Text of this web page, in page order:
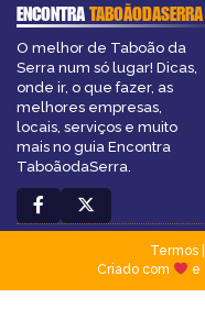
ENCONTRATABOÃODASERRA
O melhor de Taboão da
Serra num só lugar! Dicas,
onde ir, o que fazer, as
melhores empresas,
locais, serviços e muito
mais no guia Encontra
TaboãodaSerra.
Termos|
Criado com
e